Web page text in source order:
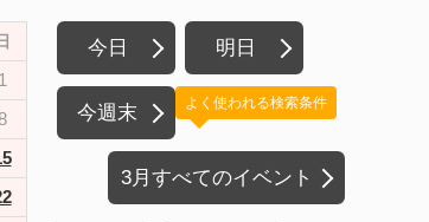
今日 明日
今週末
3月すべてのイベント
よく使われる検索条件